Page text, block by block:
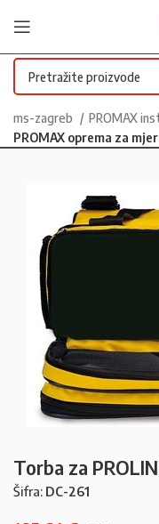
ms-zagreb
PROMAX
PROMAX oprema za
Torba za
Šifra: DC-261